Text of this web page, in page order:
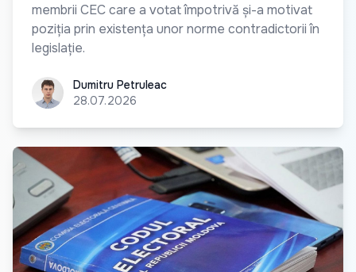
membrii CEC care a votat împotrivă și-a motivat
poziția prin existența unor norme contradictorii în
legislație.
Dumitru Petruleac
Dumitru Petruleac
28.07.2026